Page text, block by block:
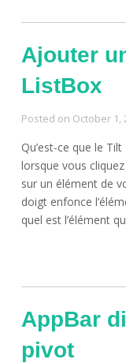
Ajouter
ListBox
Posted on October 1,
Qu’est-ce que le
lorsque vous
sur un élément de
doigt enfonce
quel est l’élément
AppBar
pivot